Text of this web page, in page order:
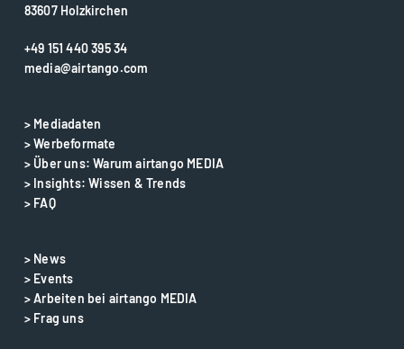
83607 Holzkirchen
+49 151 440 395 34
media@airtango.com
> Mediadaten
> Werbeformate
> Über uns: Warum airtango MEDIA
> Insights: Wissen & Trends
> FAQ
> News
> Events
> Arbeiten bei airtango MEDIA
> Frag uns